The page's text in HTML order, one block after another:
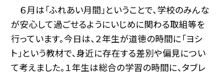
６月は「ふれあい月間」ということで、学校のみんな
が安心して過ごせるようにいじめに関わる取組等を
行っています。今日は、２年生が道徳の時間に「ヨシ
ト」という教材で、身近に存在する差別や偏見につい
て考えました。１年生は総合の学習の時間に、タブレ